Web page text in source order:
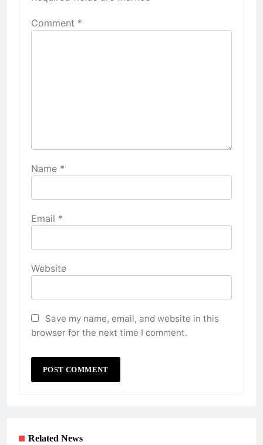
Comment *
Name *
Email *
Website
Save my name, email, and website in this
browser for the next time I comment.
Related News